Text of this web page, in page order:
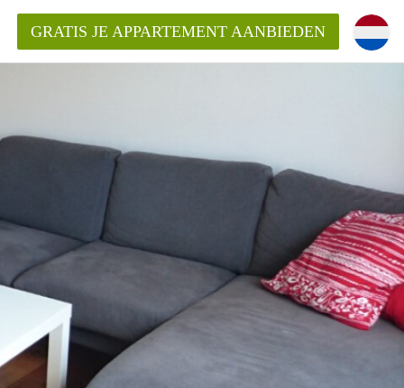
in Arnhem?
GRATIS JE APPARTEMENT AANBIEDEN